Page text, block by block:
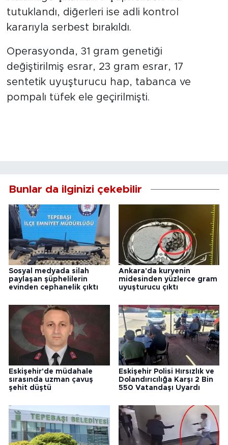
tutuklandı, diğerleri ise adli kontrol
kararıyla serbest bırakıldı.
Operasyonda, 31 gram genetiği
değiştirilmiş esrar, 23 gram esrar, 17
sentetik uyuşturucu hap, tabanca ve
pompalı tüfek ele geçirilmişti.
Bunlar da ilginizi çekebilir
Sosyal medyada silah
paylaşan şüphelilerin
evinden cephanelik çıktı
Ankara'da kuryenin
midesinden yüzlerce gram
uyuşturucu çıktı
Eskişehir'de müdahale
sırasında uzman çavuş
şehit düştü
Eskişehir Polisi Hırsızlık ve
Dolandırıcılığa Karşı 2 Bin
550 Vatandaşı Uyardı